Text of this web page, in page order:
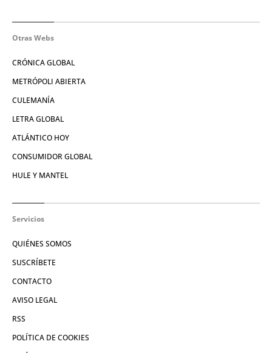
Otras Webs
CRÓNICA GLOBAL
METRÓPOLI ABIERTA
CULEMANÍA
LETRA GLOBAL
ATLÁNTICO HOY
CONSUMIDOR GLOBAL
HULE Y MANTEL
Servicios
QUIÉNES SOMOS
SUSCRÍBETE
CONTACTO
AVISO LEGAL
RSS
POLÍTICA DE COOKIES